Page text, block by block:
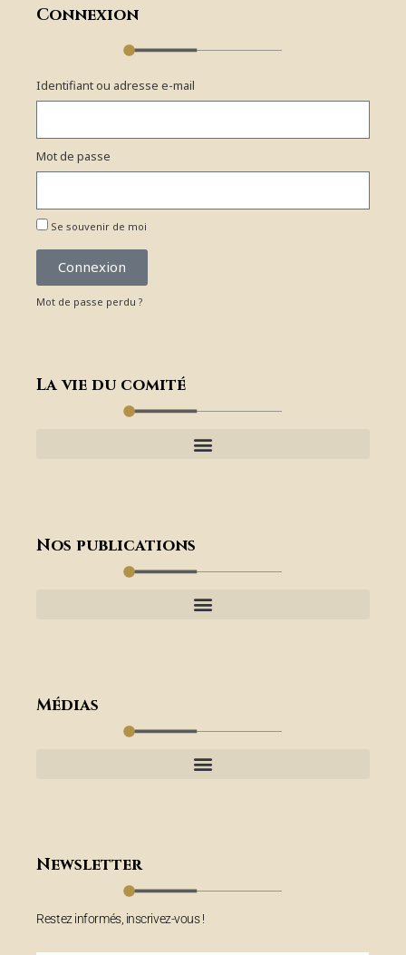
Connexion
Identifiant ou adresse e-mail
Mot de passe
Se souvenir de moi
Connexion
Mot de passe perdu ?
La vie du comité
Nos publications
Médias
Newsletter
Restez informés, inscrivez-vous !